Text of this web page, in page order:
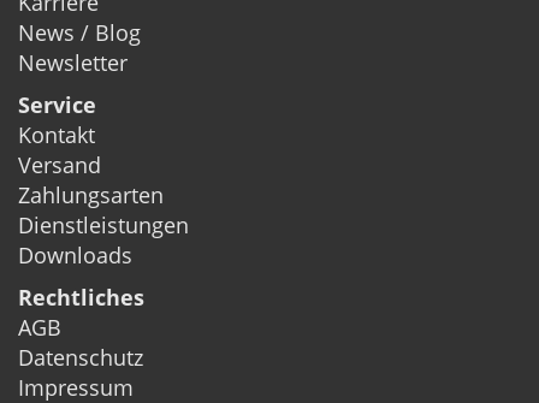
News / Blog
Newsletter
Service
Kontakt
Versand
Zahlungsarten
Dienstleistungen
Downloads
Rechtliches
AGB
Datenschutz
Impressum